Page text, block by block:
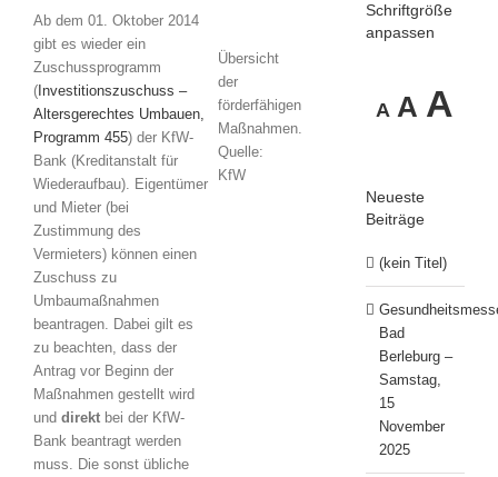
Ab dem 01. Oktober 2014
gibt es wieder ein
Zuschussprogramm
(Investitionszuschuss –
Altersgerechtes Umbauen,
Programm 455) der KfW-
Bank (Kreditanstalt für
Wiederaufbau). Eigentümer
und Mieter (bei
Zustimmung des
Vermieters) können einen
Zuschuss zu
Umbaumaßnahmen
beantragen. Dabei gilt es
zu beachten, dass der
Antrag vor Beginn der
Maßnahmen gestellt wird
und direkt bei der KfW-
Bank beantragt werden
muss. Die sonst übliche
Übersicht
der
förderfähigen
Maßnahmen.
Quelle:
KfW
Schriftgröße
anpassen
A
Decrease
font
A Reset
size.
A
Neueste
Beiträge
(kein Titel)
Bad
Berleburg –
Samstag,
15
November
2025